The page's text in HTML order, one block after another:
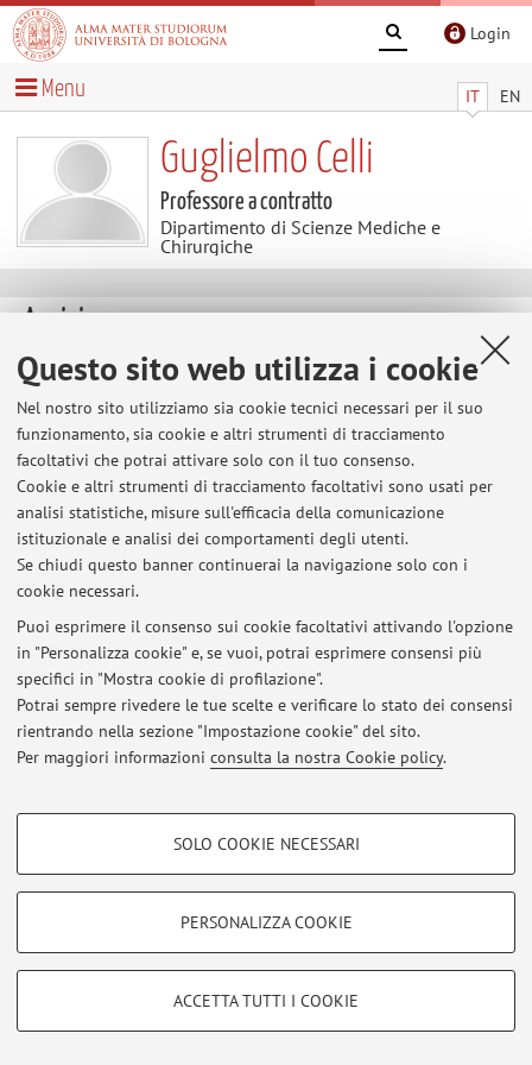
Questo sito web utilizza i cookie
Nel nostro sito utilizziamo sia cookie tecnici necessari per il suo
funzionamento, sia cookie e altri strumenti di tracciamento
facoltativi che potrai attivare solo con il tuo consenso.
Cookie e altri strumenti di tracciamento facoltativi sono usati per
analisi statistiche, misure sull'efficacia della comunicazione
istituzionale e analisi dei comportamenti degli utenti.
Se chiudi questo banner continuerai la navigazione solo con i
cookie necessari.
Puoi esprimere il consenso sui cookie facoltativi attivando l'opzione
in "Personalizza cookie" e, se vuoi, potrai esprimere consensi più
specifici in "Mostra cookie di profilazione".
Potrai sempre rivedere le tue scelte e verificare lo stato dei consensi
rientrando nella sezione "Impostazione cookie" del sito.
Per maggiori informazioni consulta la nostra Cookie policy.
COOKIE DI PROFILAZIONE - FACOLTATIVI
COOKIE TECNICI - NECESSARI
Si tratta di cookie tecnici utilizzati, a titolo esemplificativo, per il corretto
SOLO COOKIE NECESSARI
PERSONALIZZA COOKIE
ACCETTA TUTTI I COOKIE
Login
IT EN
Menu
Guglielmo Celli
Professore a contratto
Dipartimento di Scienze Mediche e
Chirurgiche
Avvisi
Al momento non sono presenti avvisi.
Area riservata
Accedi tramite login per gestire tutti i contenuti del sito.
© 2026 - ALMA MATER STUDIORUM - Università di Bologna - Via
Privacy|Note legali|Impostazioni Cookie